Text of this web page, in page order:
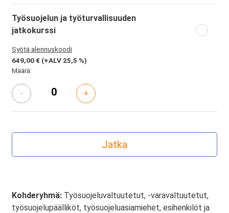
Työsuojelun ja työturvallisuuden
jatkokurssi
Syötä alennuskoodi
649,00 € (+ALV 25,5 %)
Määrä:
- +
Kohderyhmä: Työsuojeluvaltuutetut, -varavaltuutetut,
työsuojelupäälliköt, työsuojeluasiamiehet, esihenkilöt ja